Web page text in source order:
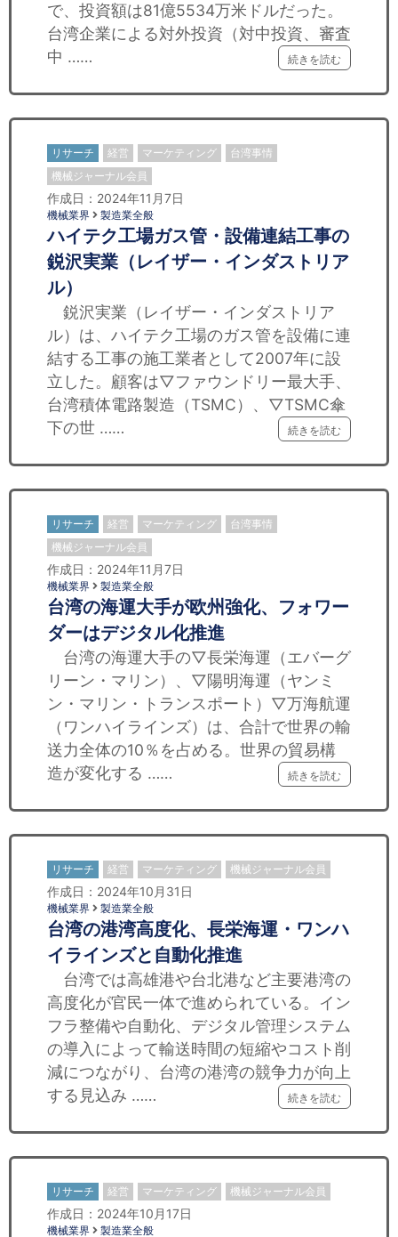
で、投資額は81億5534万米ドルだった。
台湾企業による対外投資（対中投資、審査
中 ……
続きを読む
リサーチ 経営 マーケティング
台湾事情
機械ジャーナル会員
作成日：2024年11月7日
機械業界 製造業全般
ハイテク工場ガス管・設備連結工事の
鋭沢実業（レイザー・インダストリア
ル）
鋭沢実業（レイザー・インダストリア
ル）は、ハイテク工場のガス管を設備に連
結する工事の施工業者として2007年に設
立した。顧客は▽ファウンドリー最大手、
台湾積体電路製造（TSMC）、▽TSMC傘
下の世 ……
続きを読む
リサーチ 経営 マーケティング
台湾事情
機械ジャーナル会員
作成日：2024年11月7日
機械業界 製造業全般
台湾の海運大手が欧州強化、フォワー
ダーはデジタル化推進
台湾の海運大手の▽長栄海運（エバーグ
リーン・マリン）、▽陽明海運（ヤンミ
ン・マリン・トランスポート）▽万海航運
（ワンハイラインズ）は、合計で世界の輸
送力全体の10％を占める。世界の貿易構
造が変化する ……
続きを読む
リサーチ 経営 マーケティング 機械ジャーナル会員
作成日：2024年10月31日
機械業界 製造業全般
台湾の港湾高度化、長栄海運・ワンハ
イラインズと自動化推進
台湾では高雄港や台北港など主要港湾の
高度化が官民一体で進められている。イン
フラ整備や自動化、デジタル管理システム
の導入によって輸送時間の短縮やコスト削
減につながり、台湾の港湾の競争力が向上
する見込み ……
続きを読む
リサーチ 経営 マーケティング 機械ジャーナル会員
作成日：2024年10月17日
機械業界 製造業全般